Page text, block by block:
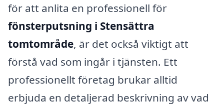
för att anlita en professionell för
fönsterputsning i Stensättra
tomtområde, är det också viktigt att
förstå vad som ingår i tjänsten. Ett
professionellt företag brukar alltid
erbjuda en detaljerad beskrivning av vad